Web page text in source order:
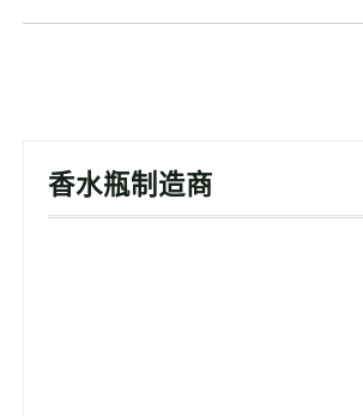
香水瓶制造商